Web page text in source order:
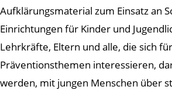
Aufklärungsmaterial zum Einsatz an
Einrichtungen für Kinder und
Lehrkräfte, Eltern und alle, die sich für
Präventionsthemen interessieren,
werden, mit jungen Menschen über